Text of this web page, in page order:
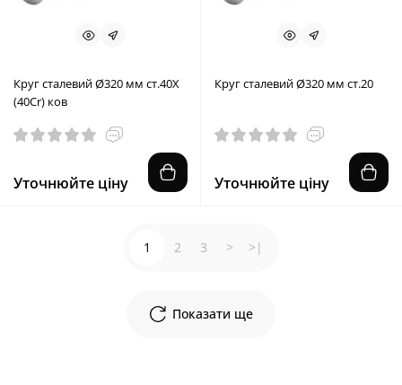
Круг сталевий Ø320 мм ст.40X
(40Cr) ков
Уточнюйте ціну
Круг сталевий Ø320 мм ст.20
Уточнюйте ціну
Показати ще
1 2 3 > >|